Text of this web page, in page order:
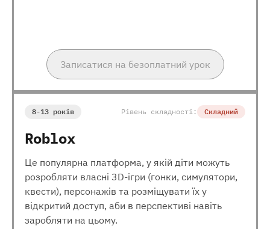
Записатися на безоплатний урок
8-13 років Рівень складності: Складний
Roblox
Це популярна платформа, у якій діти можуть
розробляти власні 3D-ігри (гонки, симулятори,
квести), персонажів та розміщувати їх у
відкритий доступ, аби в перспективі навіть
заробляти на цьому.